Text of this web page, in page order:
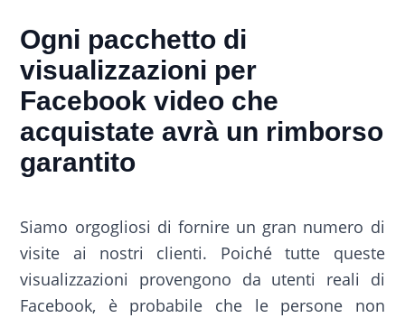
Ogni pacchetto di
visualizzazioni per
Facebook video che
acquistate avrà un rimborso
garantito
Siamo orgogliosi di fornire un gran numero di
visite ai nostri clienti. Poiché tutte queste
visualizzazioni provengono da utenti reali di
Facebook, è probabile che le persone non